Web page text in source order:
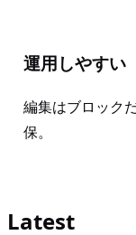
運用しやすい
編集はブロック
保。
Latest